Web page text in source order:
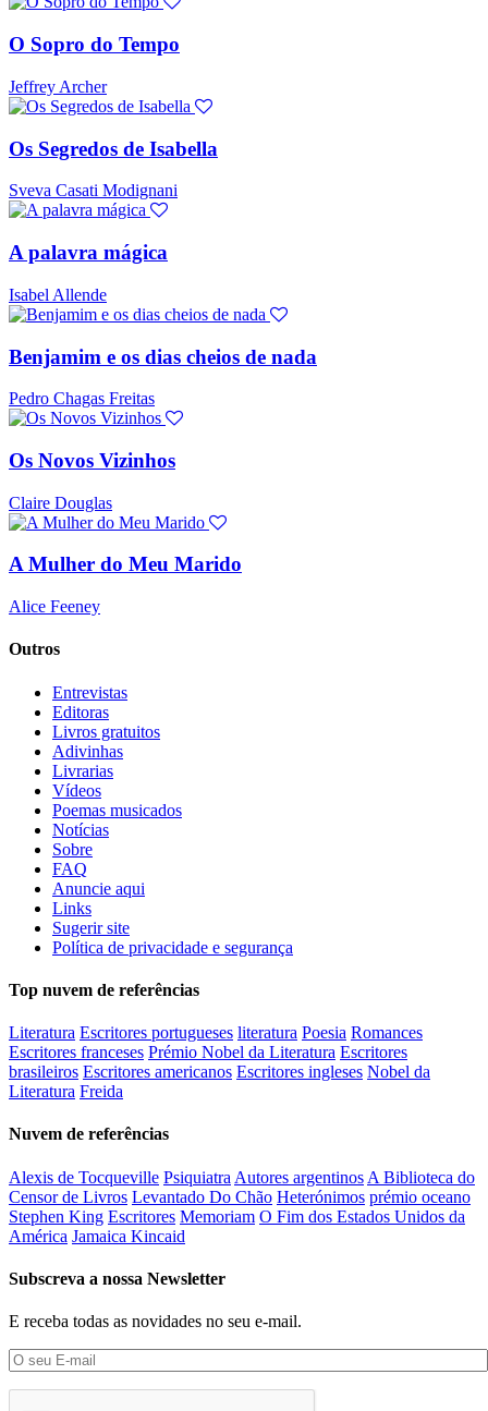
O Sopro do Tempo
Jeffrey Archer
Os Segredos de Isabella
Sveva Casati Modignani
A palavra mágica
Isabel Allende
Benjamim e os dias cheios de nada
Pedro Chagas Freitas
Os Novos Vizinhos
Claire Douglas
A Mulher do Meu Marido
Alice Feeney
Outros
Entrevistas
Editoras
Livros gratuitos
Adivinhas
Livrarias
Vídeos
Poemas musicados
Notícias
Sobre
FAQ
Anuncie aqui
Links
Sugerir site
Política de privacidade e segurança
Top nuvem de referências
Literatura Escritores portugueses literatura Poesia Romances
Escritores franceses Prémio Nobel da Literatura Escritores
brasileiros Escritores americanos Escritores ingleses Nobel da
Literatura Freida
Nuvem de referências
Alexis de Tocqueville Psiquiatra Autores argentinos A Biblioteca do
Censor de Livros Levantado Do Chão Heterónimos prémio oceano
Stephen King Escritores Memoriam O Fim dos Estados Unidos da
América Jamaica Kincaid
Subscreva a nossa Newsletter
E receba todas as novidades no seu e-mail.